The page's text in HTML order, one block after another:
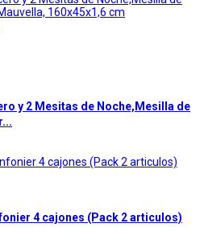
y 2 Mesitas de Noche,Mesilla de
4 cajones (Pack 2 articulos)